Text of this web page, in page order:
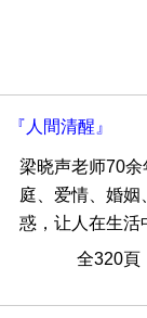
『人間清醒』
梁晓声老师70
庭、爱情、婚姻
惑，让人在生活
全320